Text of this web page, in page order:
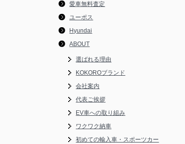
愛車無料査定
ユーポス
Hyundai
ABOUT
選ばれる理由
KOKOROブランド
会社案内
代表ご挨拶
EV車への取り組み
ワクワク納車
初めての輸入車・スポーツカー